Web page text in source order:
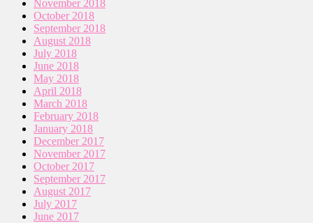
November 2018
October 2018
September 2018
August 2018
July 2018
June 2018
May 2018
April 2018
March 2018
February 2018
January 2018
December 2017
November 2017
October 2017
September 2017
August 2017
July 2017
June 2017